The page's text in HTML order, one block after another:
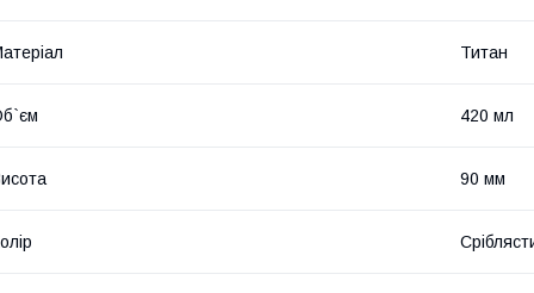
Титан
420 мл
90 мм